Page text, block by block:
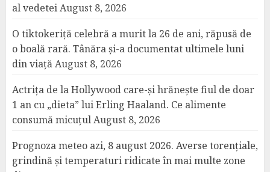
al vedeteiAugust 8, 2026
O tiktokeriță celebră a murit la 26 de ani, răpusă de
o boală rară. Tânăra și-a documentat ultimele luni
din viațăAugust 8, 2026
Actrița de la Hollywood care-și hrănește fiul de doar
1 an cu „dieta” lui Erling Haaland. Ce alimente
consumă micuțulAugust 8, 2026
Prognoza meteo azi, 8 august 2026. Averse torențiale,
grindină și temperaturi ridicate în mai multe zone